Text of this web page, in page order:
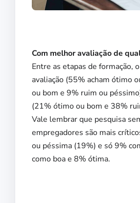
Com melhor avaliação de
Entre as etapas de formação,
avaliação (55% acham ótimo
ou bom e 9% ruim ou
(21% ótimo ou bom e 38%
Vale lembrar que pesquisa
empregadores são mais
ou péssima (19%) e só 9%
como boa e 8% ótima.